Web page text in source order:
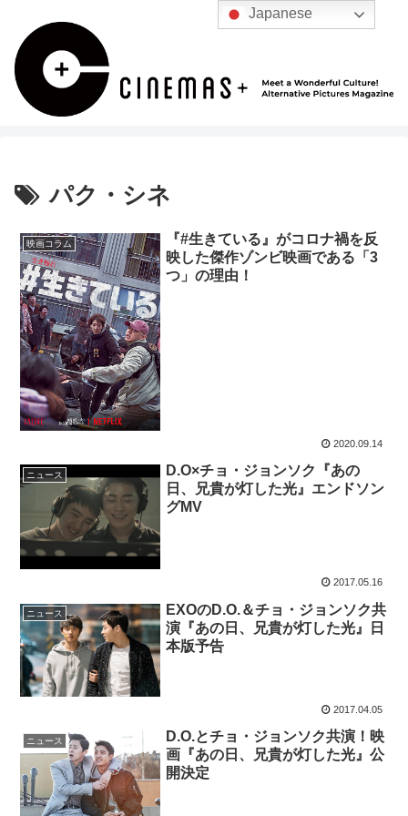
パク・シネ
映画コラム
『#生きている』がコロナ禍を反
映した傑作ゾンビ映画である「3
つ」の理由！
2020.09.14
ニュース
D.O×チョ・ジョンソク『あの
日、兄貴が灯した光』エンドソン
グMV
2017.05.16
ニュース
EXOのD.O.＆チョ・ジョンソク共
演『あの日、兄貴が灯した光』日
本版予告
2017.04.05
ニュース
D.O.とチョ・ジョンソク共演！映
画『あの日、兄貴が灯した光』公
開決定
Japanese